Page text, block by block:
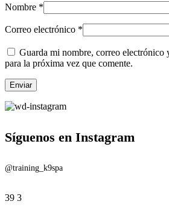
Nombre *
Correo electrónico *
Guarda mi nombre, correo electrónico
para la próxima vez que comente.
Síguenos en Instagram
@training_k9spa
39 3